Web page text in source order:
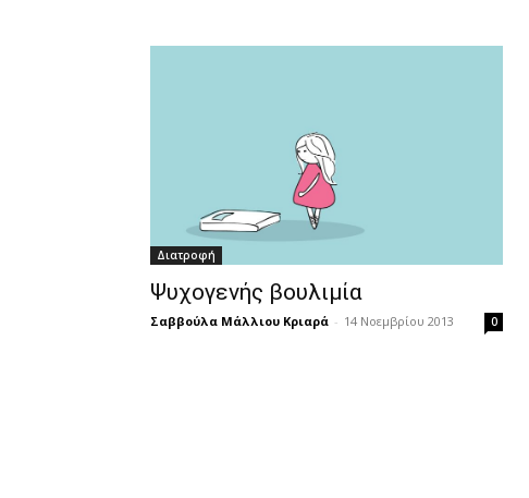
Διατροφή
Ψυχογενής βουλιμία
Σαββούλα Μάλλιου Κριαρά - 14 Νοεμβρίου 2013 0